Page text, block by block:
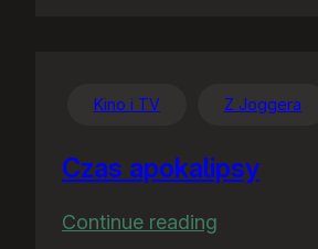
Kino i TV Z Joggera
Czas apokalipsy
Continue reading